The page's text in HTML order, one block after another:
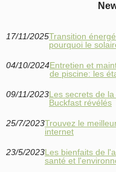
17/11/2025Transition
pourquoi le
04/10/2024Entretien et
de piscine: les
09/11/2023Les secrets de
Buckfast révélés
25/7/2023Trouvez le
internet
23/5/2023Les bienfaits de
santé et